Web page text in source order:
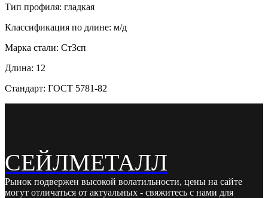
Тип профиля: гладкая
Классификация по длине: м/д
Марка стали: Ст3сп
Длина: 12
Стандарт: ГОСТ 5781-82
СЕЙЛМЕТАЛЛ
Рынок подвержен высокой волатильности, цены на сайте
могут отличаться от актуальных - свяжитесь с нами для